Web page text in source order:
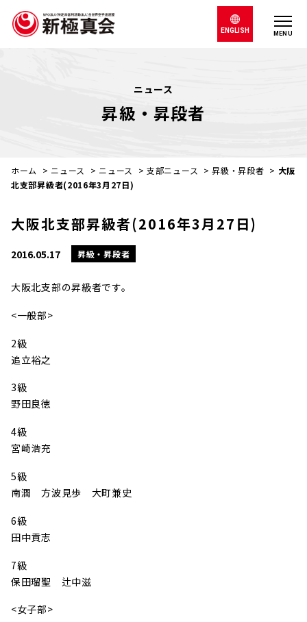
MENU
ENGLISH
ニュース
昇級・昇段者
ホーム > ニュース > ニュース >支部ニュース >昇級・昇段者 > 大阪
北支部昇級者(2016年3月27日)
大阪北支部昇級者(2016年3月27日)
2016.05.17 昇級・昇段者
大阪北支部の昇級者です。
<一般部>
2級
追立裕之
3級
野田良徳
4級
宮崎浩充
5級
南潤 方波見歩 大町兼史
6級
田中貢志
7級
保田瑠聖 辻中滋
<女子部>